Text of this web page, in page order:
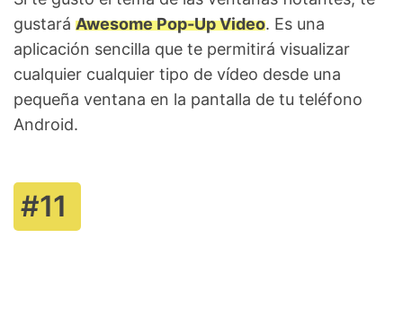
gustará Awesome Pop-Up Video. Es una
aplicación sencilla que te permitirá visualizar
cualquier cualquier tipo de vídeo desde una
pequeña ventana en la pantalla de tu teléfono
Android.